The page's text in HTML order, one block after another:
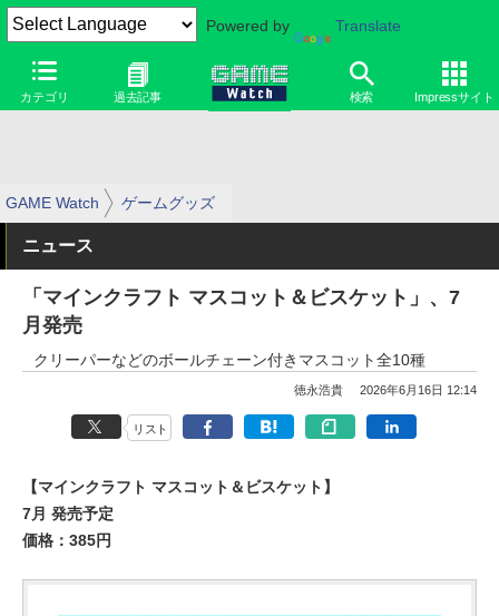
Powered by Translate
カテゴリ 過去記事 検索 Impressサイト
GAME Watch ゲームグッズ
ニュース
「マインクラフト マスコット＆ビスケット」、7
月発売
クリーパーなどのボールチェーン付きマスコット全10種
徳永浩貴 2026年6月16日 12:14
リスト
【マインクラフト マスコット＆ビスケット】
7月 発売予定
価格：385円